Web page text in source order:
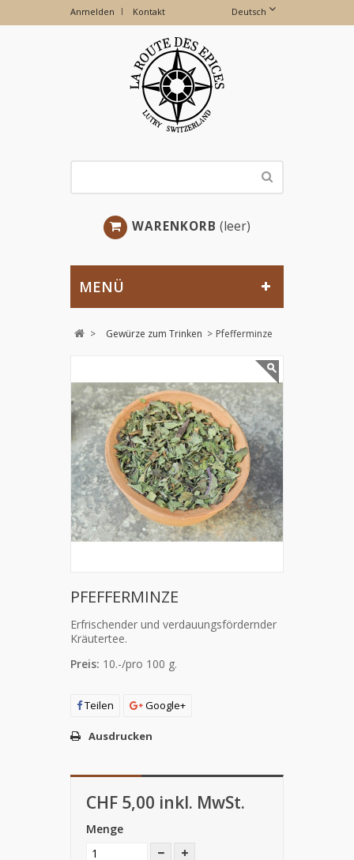
Anmelden Deutsch
Kontakt
WARENKORB (leer)
MENÜ
> Gewürze zum Trinken > Pfefferminze
PFEFFERMINZE
Erfrischender und verdauungsfördernder
Kräutertee.
Preis: 10.-/pro 100 g.
Teilen Google+
Ausdrucken
CHF 5,00 inkl. MwSt.
Menge